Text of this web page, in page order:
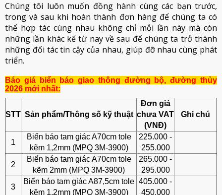
Chúng tôi luôn muốn đồng hành cùng các bạn trước,
trong và sau khi hoàn thành đơn hàng để chúng ta có
thể hợp tác cùng nhau không chỉ mỗi lần này mà còn
những lần khác kể từ nay về sau để chúng ta trở thành
những đối tác tin cậy của nhau, giúp đỡ nhau cùng phát
triển.
Báo giá biển báo giao thông đường bộ, đường thủy
2026 mới nhất:
STT Sản phẩm/Thông số kỹ thuật
Đơn giá
chưa VAT
(VNĐ)
Ghi chú
1
Biển báo tam giác A70cm tole
kẽm 1,2mm (MPQ 3M-3900)
225.000 -
255.000
2
Biển báo tam giác A70cm tole
kẽm 2mm (MPQ 3M-3900)
265.000 -
295.000
3
Biển báo tam giác A87,5cm tole
kẽm 1,2mm (MPQ 3M-3900)
405.000 -
450.000